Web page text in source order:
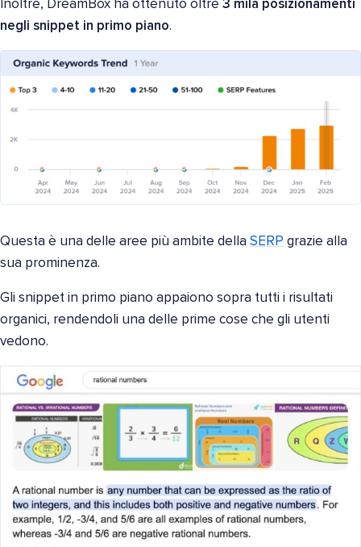
Inoltre, DreamBox ha ottenuto oltre 3 mila posizionamenti
negli snippet in primo piano.
Questa è una delle aree più ambite della SERP grazie alla
sua prominenza.
Gli snippet in primo piano appaiono sopra tutti i risultati
organici, rendendoli una delle prime cose che gli utenti
vedono.